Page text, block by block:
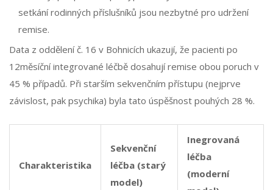
setkání rodinných příslušníků jsou nezbytné pro udržení
remise.
Data z oddělení č. 16 v Bohnicích ukazují, že pacienti po
12měsíční integrované léčbě dosahují remise obou poruch v
45 % případů. Při starším sekvenčním přístupu (nejprve
závislost, pak psychika) byla tato úspěšnost pouhých 28 %.
Charakteristika
Sekvenční
léčba (starý
model)
Inegrovaná
léčba
(moderní